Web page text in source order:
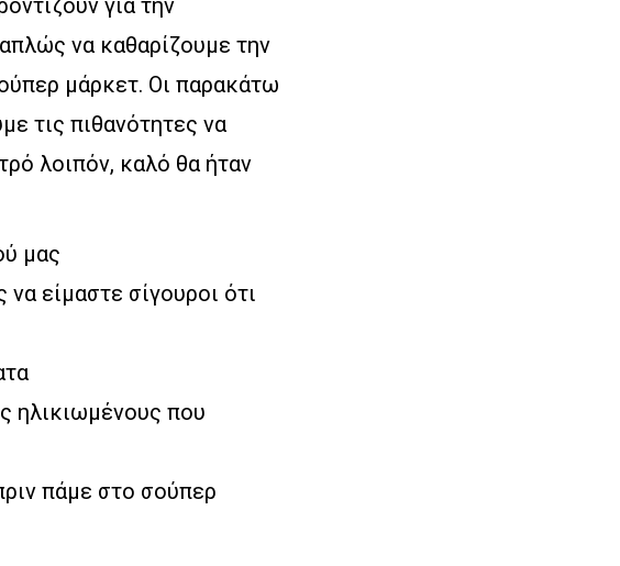
να καθαρίζουμε την
μάρκετ. Οι παρακάτω
τις πιθανότητες να
λοιπόν, καλό θα ήταν
μας
είμαστε σίγουροι ότι
ηλικιωμένους που
πάμε στο σούπερ